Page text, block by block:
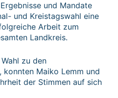
und Mandate
und Kreistagswahl eine
Arbeit zum
Landkreis.
zu den
Maiko Lemm und
der Stimmen auf sich